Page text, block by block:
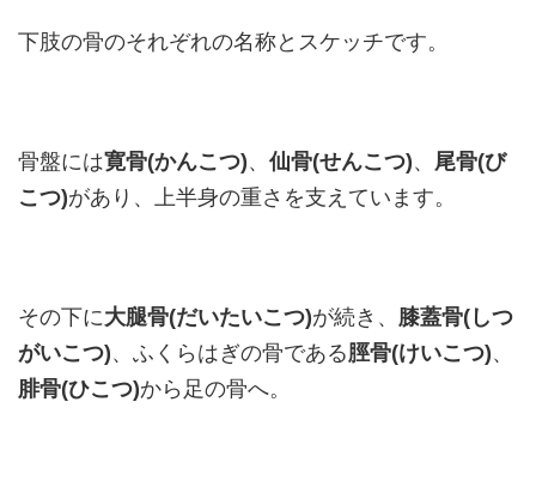
下肢の骨のそれぞれの名称とスケッチです。
骨盤には寛骨(かんこつ)、 仙骨(せんこつ)、 尾骨(び
こつ)があり、上半身の重さを支えています。
その下に大腿骨(だいたいこつ)が続き、 膝蓋骨(しつ
がいこつ)、ふくらはぎの骨である脛骨(けいこつ)、
腓骨(ひこつ)から足の骨へ。